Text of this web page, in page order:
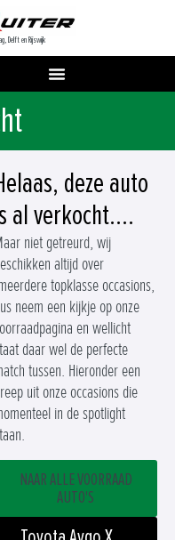
Delft en Rijswijk
deze auto
al verkocht....
niet getreurd, wij
altijd over
topklasse occasions,
neem een kijkje op onze
en wellicht
daar wel de perfecte
tussen. Hieronder een
uit onze occasions die
in de spotlight
NAAR ALLE VOORRAAD
AUTO'S